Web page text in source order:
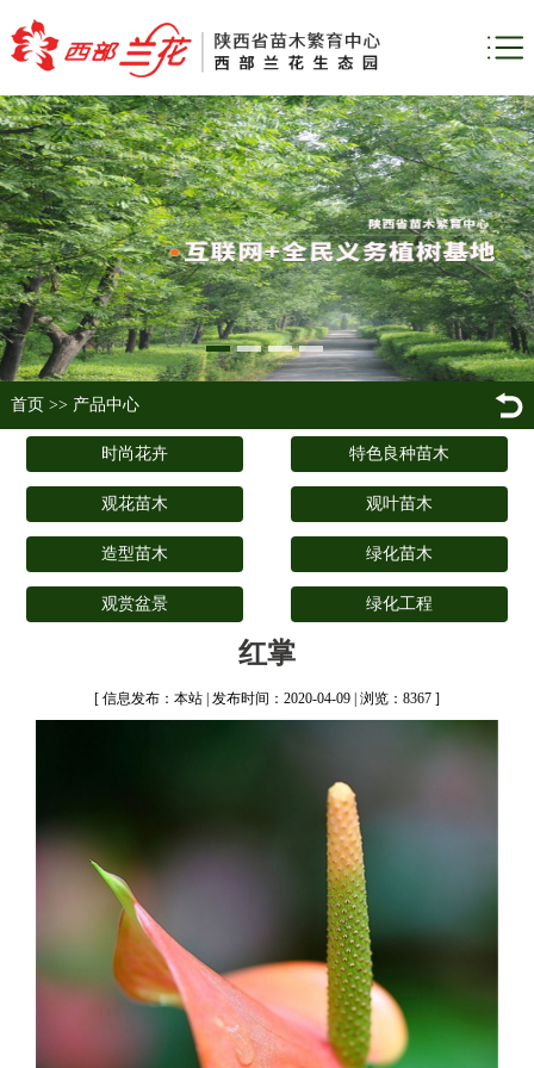
首页 >> 产品中心
时尚花卉 特色良种苗木
观花苗木 观叶苗木
造型苗木 绿化苗木
观赏盆景 绿化工程
红掌
[ 信息发布：本站 | 发布时间：2020-04-09 | 浏览：8367 ]